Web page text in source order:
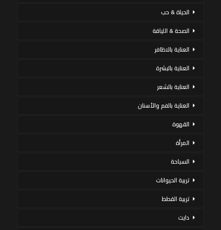
الحياة & حب
الصحة & اللياقة
العناية بالاظافر
العناية بالبشرة
العناية بالشعر
العناية بالفم والأسنان
القهوة
المرأة
السياحة
تربية الحيوانات
تربية القطط
دايت